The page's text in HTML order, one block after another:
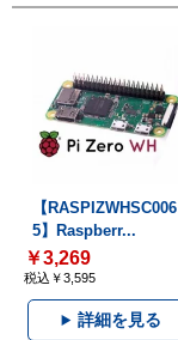
【RASPIZWHSC006
5】Raspberr...
￥3,269
税込￥3,595
詳細を見る